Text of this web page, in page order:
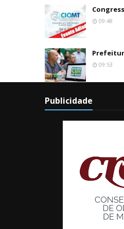
09:48
09:53
Publicidade